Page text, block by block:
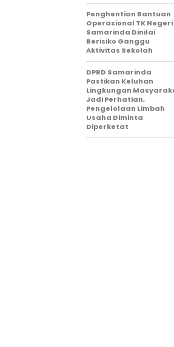
Penghentian Bantuan
Operasional TK Negeri
Samarinda Dinilai
Berisiko Ganggu
Aktivitas Sekolah
DPRD Samarinda
Pastikan Keluhan
Lingkungan
Jadi Perhatian,
Pengelolaan Limbah
Usaha Diminta
Diperketat